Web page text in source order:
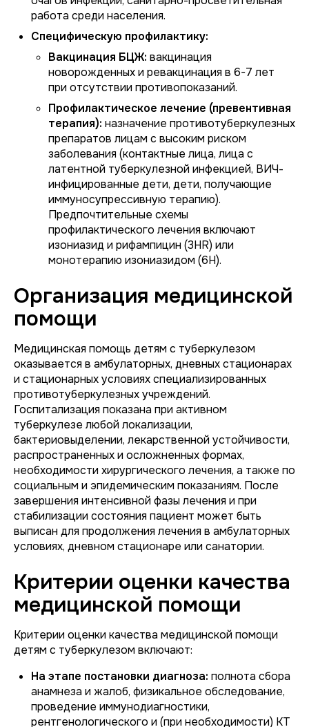
работа среди населения.
Специфическую профилактику:
Вакцинация БЦЖ: вакцинация
новорожденных и ревакцинация в 6-7 лет
при отсутствии противопоказаний.
Профилактическое лечение (превентивная
терапия): назначение противотуберкулезных
препаратов лицам с высоким риском
заболевания (контактные лица, лица с
латентной туберкулезной инфекцией, ВИЧ-
инфицированные дети, дети, получающие
иммуносупрессивную терапию).
Предпочтительные схемы
профилактического лечения включают
изониазид и рифампицин (3HR) или
монотерапию изониазидом (6H).
Организация медицинской
помощи
Медицинская помощь детям с туберкулезом
оказывается в амбулаторных, дневных стационарах
и стационарных условиях специализированных
противотуберкулезных учреждений.
Госпитализация показана при активном
туберкулезе любой локализации,
бактериовыделении, лекарственной устойчивости,
распространенных и осложненных формах,
необходимости хирургического лечения, а также по
социальным и эпидемическим показаниям. После
завершения интенсивной фазы лечения и при
стабилизации состояния пациент может быть
выписан для продолжения лечения в амбулаторных
условиях, дневном стационаре или санатории.
Критерии оценки качества
медицинской помощи
Критерии оценки качества медицинской помощи
детям с туберкулезом включают:
На этапе постановки диагноза: полнота сбора
анамнеза и жалоб, физикальное обследование,
проведение иммунодиагностики,
рентгенологического и (при необходимости) КТ